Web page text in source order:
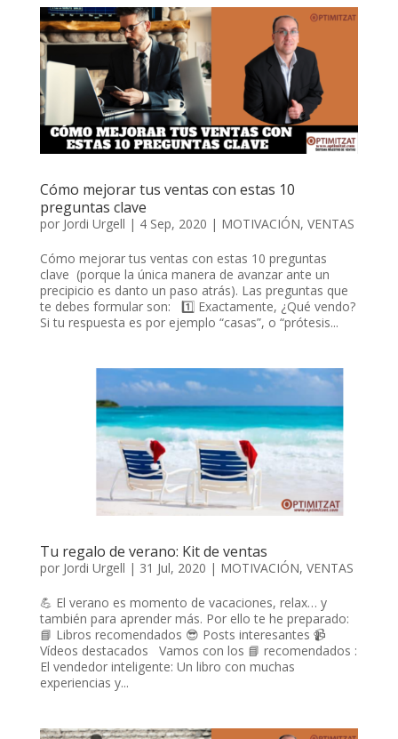
Cómo mejorar tus ventas con estas 10
preguntas clave
por Jordi Urgell | 4 Sep, 2020 | MOTIVACIÓN, VENTAS
Cómo mejorar tus ventas con estas 10 preguntas
clave (porque la única manera de avanzar ante un
precipicio es danto un paso atrás). Las preguntas que
te debes formular son: 1️⃣ Exactamente, ¿Qué vendo?
Si tu respuesta es por ejemplo “casas”, o “prótesis...
Tu regalo de verano: Kit de ventas
por Jordi Urgell | 31 Jul, 2020 | MOTIVACIÓN, VENTAS
💪 El verano es momento de vacaciones, relax… y
también para aprender más. Por ello te he preparado:
📘 Libros recomendados 😎 Posts interesantes 📹
Vídeos destacados Vamos con los 📘 recomendados :
El vendedor inteligente: Un libro con muchas
experiencias y...